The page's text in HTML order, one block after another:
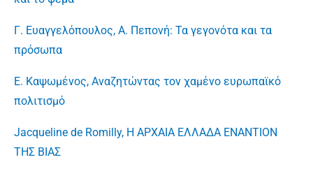
Γ. Ευαγγελόπουλος, Α. Πεπονή: Τα γεγονότα και τα
πρόσωπα
Ε. Καψωμένος, Αναζητώντας τον χαμένο ευρωπαϊκό
πολιτισμό
Jacqueline de Romilly, Η ΑΡΧΑΙΑ ΕΛΛΑΔΑ ΕΝΑΝΤΙΟΝ
ΤΗΣ ΒΙΑΣ